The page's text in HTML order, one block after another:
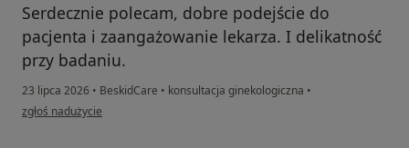
Serdecznie polecam, dobre podejście do
pacjenta i zaangażowanie lekarza. I delikatność
przy badaniu.
23 lipca 2026 • BeskidCare • konsultacja ginekologiczna •
w opinii użytkownika M
zgłoś nadużycie